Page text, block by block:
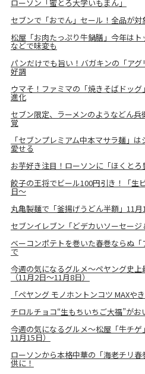
ローソン「蜜とろ大学いもまん」
セブンで「おでん」セール！全品が対
松屋「お肉たっぷり牛鍋膳」今年は
などで味変も
パンだけでも旨い！バガキンの「ア
好調
ウマそ！ファミマの「焼きそばドッ
進化
セブン限定、ラーメンのようなどん
覚
「セブンプレミアム中本マサラ麺」
愛せる
お芋好き注目！ローソンに「ほくとろ
餃子の王将でビール100円引き！「生
日～
丸亀製麺で「釜揚げうどん半額」11
セブンイレブン「どデカいソーセー
ベーコンポテトを巻いた春巻ならぬ
で
今週の気になるグルメ～ペヤング史
（11月2日～11月8日）
「ペヤング モノホントンコツ MAXや
チロルチョコ“生もちいちご大福”がお
今週の気になるグルメ～松屋「牛チ
11月15日）
ローソンから本格中華の「海老チリ
供に！